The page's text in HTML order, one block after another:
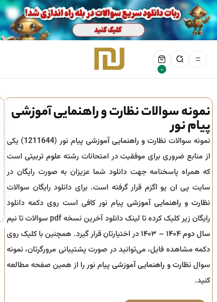
0
نمونه سوالات نظارت و راهنمایی آموزشی
پیام نور
نمونه سوالات نظارت و راهنمایی آموزشی پیام نور (1211644) یکی
از منابع ضروری برای موفقیت در امتحانات رشته علوم تربیتی است
که همراه پاسخنامه جهت دانلود شما عزیزان به صورت رایگان در
سایت پی ان یو اگزم قرار گرفته است. برای دانلود رایگان سوالات
نظارت و راهنمایی آموزشی پیام نور کافی است روی دکمه دانلود
رایگان زیر کلیک کرده تا لینک دانلود آخرین نسخه pdf سوالات تا
نیم
سال دوم ۱۴۰۴ – ۱۴۰۳
در اختیارتان قرار گیرد. همچنین با کلیک روی
دکمه مشاهده فایل، می‌توانید در صورت پشتیبانی مرورگرتان، نمونه
سوال نظارت و راهنمایی آموزشیپیام نور را از همین صفحه مطالعه
کنید.